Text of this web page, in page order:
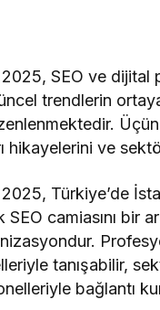
SEO ve
trendlerin
hikayelerini ve
Türkiye’de
camiasını bir
tanışabilir,
bağlantı